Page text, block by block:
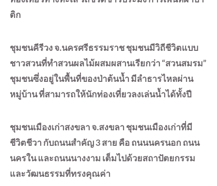
ติก
ชุมชนคีรีวง จ.นครศรีธรรมราช ชุมชนมีวิถีชีวิตแบบ
ชาวสวนที่ทำสวนผลไม้ผสมผสานเรียกว่า “สวนสมรม”
ชุมชนซึ่งอยู่ในพื้นที่ของป่าต้นน้ำ มีลำธารไหลผ่าน
หมู่บ้าน ที่สามารถให้นักท่องเที่ยวลงเล่นน้ำได้ทั้งปี
ชุมชนเมืองเก่าสงขลา จ.สงขลา ชุมชนเมืองเก่าที่มี
ชีวิตชีวา กับถนนสำคัญ 3 สาย คือ ถนนนครนอก ถนน
นครใน และถนนนางงาม เต็มไปด้วยสถาปัตยกรรม
และวัฒนธรรมที่ทรงคุณค่า